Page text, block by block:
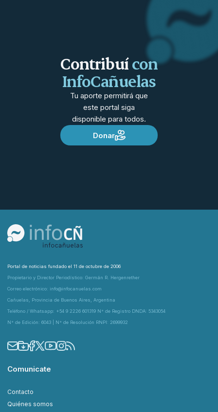
Contribuícon
InfoCañuelas
Tu aporte permitirá que
este portal siga
disponible para todos.
Donar
Portal de noticias fundado el 11 de octubre de 2006
Propietario y Director Periodístico: Germán R. Hergenrether
Correo electrónico: info@infocanuelas.com
Cañuelas, Provincia de Buenos Aires, Argentina
Teléfono / Whatsapp: +54 9 2226 601319 N° de Registro DNDA: 5343054
N° de Edición: 6043 | N° de Resolución RNPI: 2699932
Comunicate
Contacto
Quiénes somos